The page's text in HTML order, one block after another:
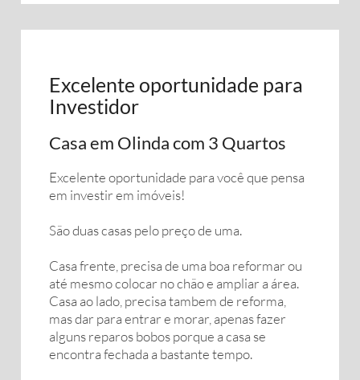
Excelente oportunidade para
Investidor
Casa em Olinda com 3 Quartos
Excelente oportunidade para você que pensa
em investir em imóveis!
São duas casas pelo preço de uma.
Casa frente, precisa de uma boa reformar ou
até mesmo colocar no chão e ampliar a área.
Casa ao lado, precisa tambem de reforma,
mas dar para entrar e morar, apenas fazer
alguns reparos bobos porque a casa se
encontra fechada a bastante tempo.